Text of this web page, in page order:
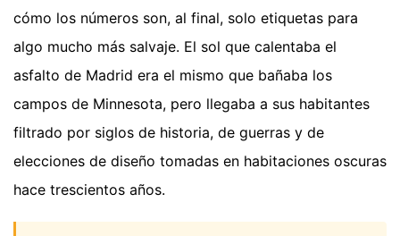
cómo los números son, al final, solo etiquetas para
algo mucho más salvaje. El sol que calentaba el
asfalto de Madrid era el mismo que bañaba los
campos de Minnesota, pero llegaba a sus habitantes
filtrado por siglos de historia, de guerras y de
elecciones de diseño tomadas en habitaciones oscuras
hace trescientos años.